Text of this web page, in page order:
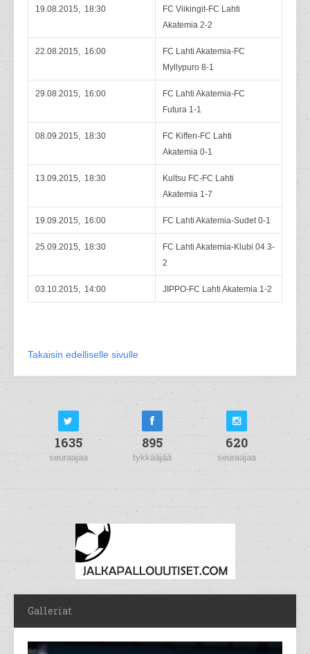
19.08.2015, 18:30
FC Viikingit-FC Lahti
Akatemia 2-2
22.08.2015, 16:00
FC Lahti Akatemia-FC
Myllypuro 8-1
29.08.2015, 16:00
FC Lahti Akatemia-FC
Futura 1-1
08.09.2015, 18:30
FC Kiffen-FC Lahti
Akatemia 0-1
13.09.2015, 18:30
Kultsu FC-FC Lahti
Akatemia 1-7
19.09.2015, 16:00 FC Lahti Akatemia-Sudet 0-1
25.09.2015, 18:30
FC Lahti Akatemia-Klubi 04 3-
2
03.10.2015, 14:00 JIPPO-FC Lahti Akatemia 1-2
Takaisin edelliselle sivulle
1635
seuraajaa
895
tykkääjää
620
seuraajaa
Galleriat